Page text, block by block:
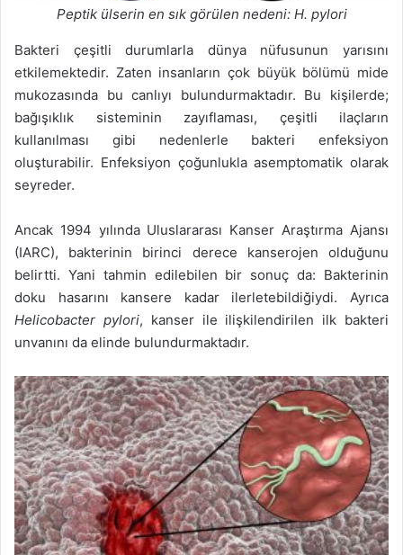
Peptik ülserin en sık görülen nedeni: H. pylori
Bakteri çeşitli durumlarla dünya nüfusunun yarısını
etkilemektedir. Zaten insanların çok büyük bölümü mide
mukozasında bu canlıyı bulundurmaktadır. Bu kişilerde;
bağışıklık sisteminin zayıflaması, çeşitli ilaçların
kullanılması gibi nedenlerle bakteri enfeksiyon
oluşturabilir. Enfeksiyon çoğunlukla asemptomatik olarak
seyreder.
Ancak 1994 yılında Uluslararası Kanser Araştırma Ajansı
(IARC), bakterinin birinci derece kanserojen olduğunu
belirtti. Yani tahmin edilebilen bir sonuç da: Bakterinin
doku hasarını kansere kadar ilerletebildiğiydi. Ayrıca
Helicobacter pylori, kanser ile ilişkilendirilen ilk bakteri
unvanını da elinde bulundurmaktadır.